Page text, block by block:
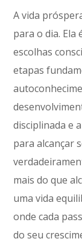
A vida
para o dia. Ela
escolhas
etapas
disciplinada e
para alcançar
mais do que
uma vida
onde cada
do seu